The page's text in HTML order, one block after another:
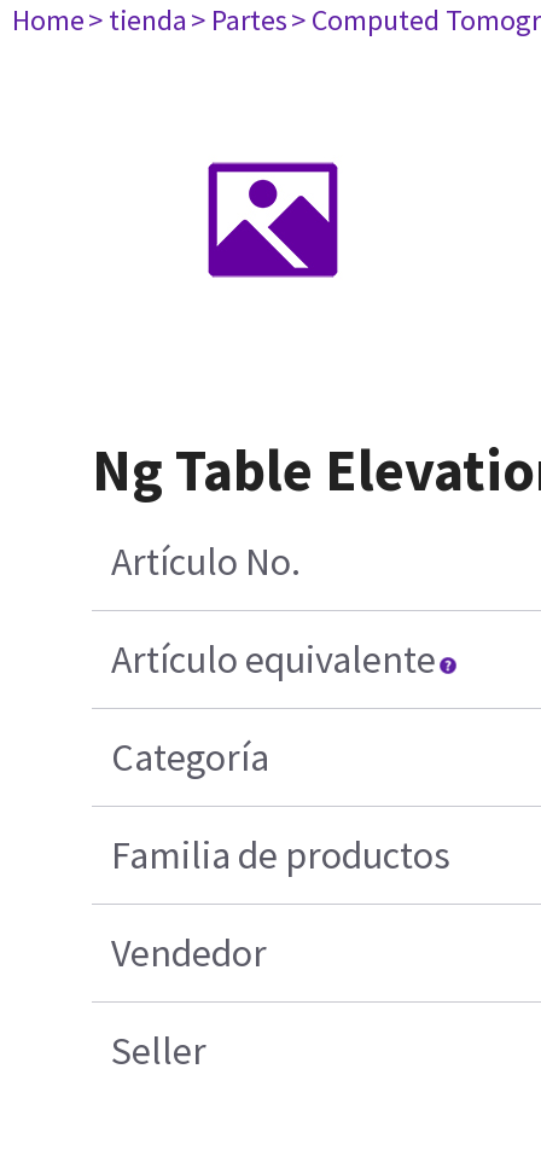
Home> tienda> Partes> Computed
Ng Table
Artículo No.
Artículo equivalente
Categoría
Familia de productos
Vendedor
Seller